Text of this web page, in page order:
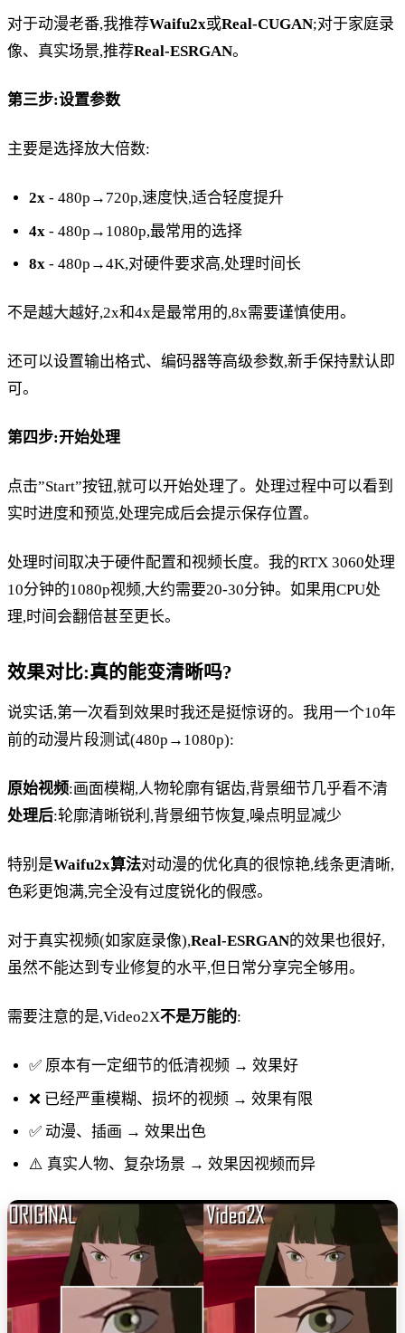
对于动漫老番,我推荐Waifu2x或Real-CUGAN;对于家庭录
像、真实场景,推荐Real-ESRGAN。
第三步:设置参数
主要是选择放大倍数:
2x - 480p→720p,速度快,适合轻度提升
4x - 480p→1080p,最常用的选择
8x - 480p→4K,对硬件要求高,处理时间长
不是越大越好,2x和4x是最常用的,8x需要谨慎使用。
还可以设置输出格式、编码器等高级参数,新手保持默认即
可。
第四步:开始处理
点击”Start”按钮,就可以开始处理了。处理过程中可以看到
实时进度和预览,处理完成后会提示保存位置。
处理时间取决于硬件配置和视频长度。我的RTX 3060处理
10分钟的1080p视频,大约需要20-30分钟。如果用CPU处
理,时间会翻倍甚至更长。
效果对比:真的能变清晰吗?
说实话,第一次看到效果时我还是挺惊讶的。我用一个10年
前的动漫片段测试(480p→1080p):
原始视频:画面模糊,人物轮廓有锯齿,背景细节几乎看不清
处理后:轮廓清晰锐利,背景细节恢复,噪点明显减少
特别是Waifu2x算法对动漫的优化真的很惊艳,线条更清晰,
色彩更饱满,完全没有过度锐化的假感。
对于真实视频(如家庭录像),Real-ESRGAN的效果也很好,
虽然不能达到专业修复的水平,但日常分享完全够用。
需要注意的是,Video2X不是万能的:
✅ 原本有一定细节的低清视频 → 效果好
❌ 已经严重模糊、损坏的视频 → 效果有限
✅ 动漫、插画 → 效果出色
⚠️ 真实人物、复杂场景 → 效果因视频而异